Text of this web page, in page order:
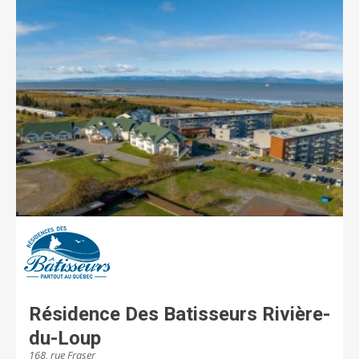
Résidence Des Batisseurs Rivière-
du-Loup
168, rue Fraser